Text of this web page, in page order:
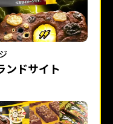
ンドサイト